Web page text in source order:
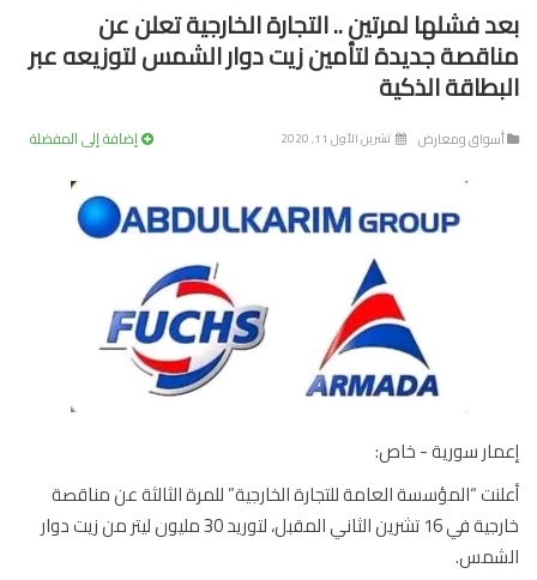
فشلها لمرتين .. التجارة الخارجية تعلن عن
جديدة لتأمين زيت دوار الشمس لتوزيعه عبر
الذكية
ومعارض تشرين الأول 11, 2020 إضافة إلى المفضلة
سورية - خاص:
“المؤسسة العامة للتجارة الخارجية” للمرة الثالثة عن مناقصة
خارجية في 16 تشرين الثاني المقبل، لتوريد 30 مليون ليتر من زيت دوار